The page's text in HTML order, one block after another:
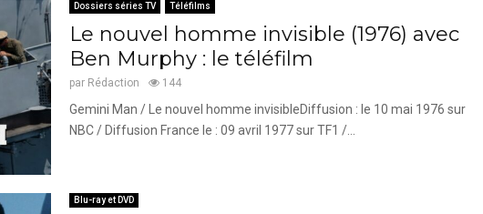
Dossiers séries TV Téléfilms
Le nouvel homme invisible (1976) avec
Ben Murphy : le téléfilm
par Rédaction 144
Gemini Man / Le nouvel homme invisibleDiffusion : le 10 mai 1976 sur
NBC / Diffusion France le : 09 avril 1977 sur TF1 /...
Blu-ray et DVD